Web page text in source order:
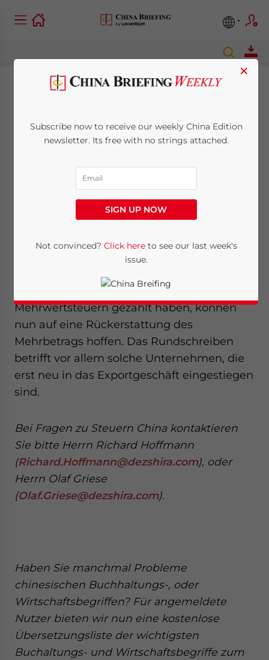
für Exporteure
January 19, 2010Posted byChina Briefing
< 1 minute
19. Januar – Die staatliche Steuerbehörde
hat ein Rundschreiben erlassen, welches
Exportunternehmen betrifft.
Exportunternehmen, die im Voraus zu viele
Mehrwertsteuern gezahlt haben, können
nun auf eine Rückerstattung des
Mehrbetrags hoffen. Das Rundschreiben
betrifft vor allem solche Unternehmen, die
erst neu in das Exportgeschäft eingestiegen
sind.
Bei Fragen zu Steuern China kontaktieren
Sie bitte Herrn Richard Hoffmann
(Richard.Hoffmann@dezshira.com), oder
Herrn Olaf Griese
(Olaf.Griese@dezshira.com).
Haben Sie manchmal Probleme
chinesischen Buchhaltungs-, oder
Wirtschaftsbegriffen? Für angemeldete
Nutzer bieten wir nun eine kostenlose
Übersetzungsliste der wichtigsten
Buchaltungs- und Wirtschaftsbegriffe zum
×
Subscribe now to receive our weekly China Edition
newsletter. Its free with no strings attached.
SIGN UP NOW
Not convinced? Click hereto see our last week's
issue.
Yes, I have read the Privacy Policy
website. Please send me business news and updates